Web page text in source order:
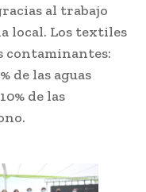
al trabajo
local. Los textiles
contaminantes:
de las aguas
de las